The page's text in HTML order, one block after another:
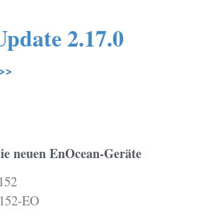
2.17.0
neuen EnOcean-Geräte
EO